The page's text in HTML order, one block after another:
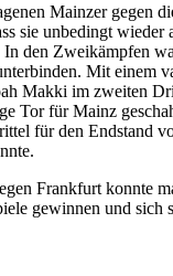
Mainzer gegen
sie unbedingt
den Zweikämpfen
Mit einem
Makki im zweiten
Tor für Mainz
für den Endstand
Frankfurt konnte
gewinnen und